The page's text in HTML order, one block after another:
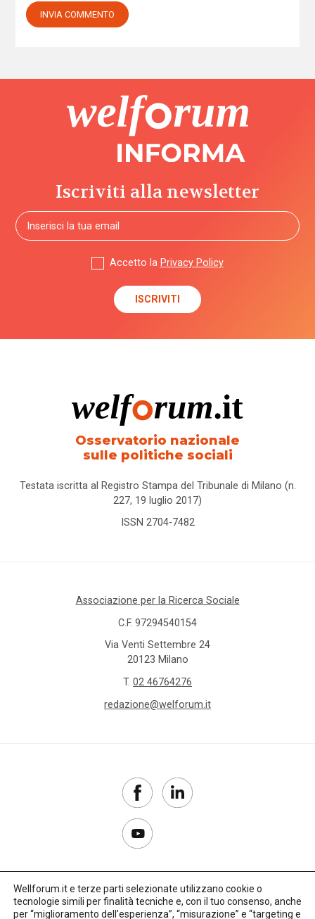
Iscriviti alla newsletter
Accetto la Privacy Policy
Osservatorio nazionale
sulle politiche sociali
Testata iscritta al Registro Stampa del Tribunale di Milano (n.
227, 19 luglio 2017)
ISSN 2704-7482
Associazione per la Ricerca Sociale
C.F. 97294540154
Via Venti Settembre 24
20123 Milano
T. 02 46764276
redazione@welforum.it
Copyright 2017–2026
Wellforum.it e terze parti selezionate utilizzano cookie o
tecnologie simili per finalità tecniche e, con il tuo consenso, anche
per “miglioramento dell'esperienza”, “misurazione” e “targeting e